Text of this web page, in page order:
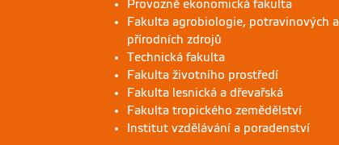
Provozně ekonomická fakulta
Fakulta agrobiologie, potravinových a
přírodních zdrojů
Technická fakulta
Fakulta životního prostředí
Fakulta lesnická a dřevařská
Fakulta tropického zemědělství
Institut vzdělávání a poradenství